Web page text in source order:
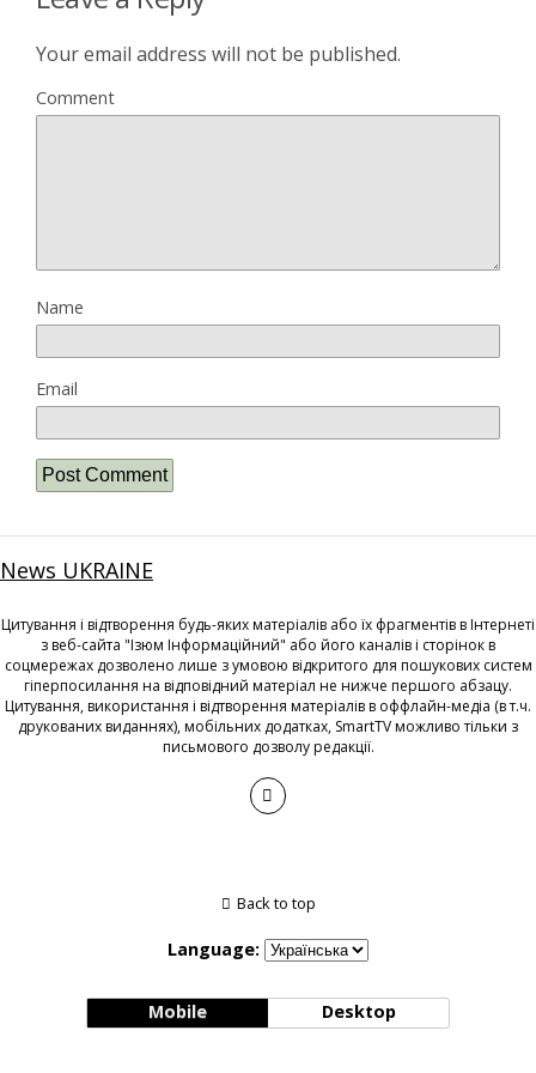
Your email address will not be published.
Comment
Name
Email
News UKRAINE
Цитування і відтворення будь-яких матеріалів або їх фрагментів в Інтернеті
з веб-сайта "Ізюм Інформаційний" або його каналів і сторінок в
соцмережах дозволено лише з умовою відкритого для пошукових систем
гіперпосилання на відповідний матеріал не нижче першого абзацу.
Цитування, використання і відтворення матеріалів в оффлайн-медіа (в т.ч.
друкованих виданнях), мобільних додатках, SmartTV можливо тільки з
письмового дозволу редакції.
Back to top
Language:
Mobile Desktop